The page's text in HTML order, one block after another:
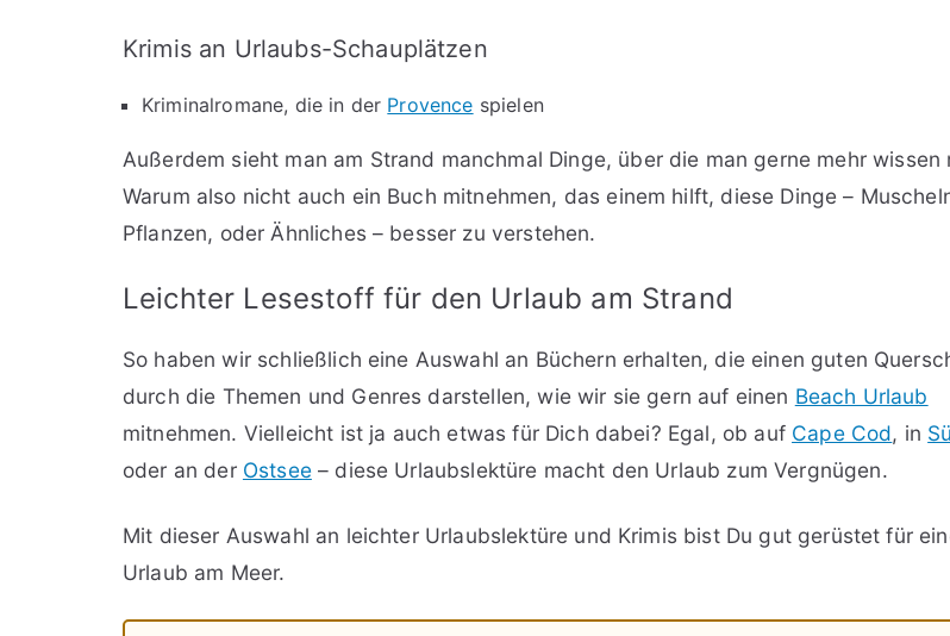
Krimis an Urlaubs-Schauplätzen
Kriminalromane, die in der Provence spielen
Außerdem sieht man am Strand manchmal Dinge, über die man gerne mehr wissen
Warum also nicht auch ein Buch mitnehmen, das einem hilft, diese Dinge –
Pflanzen, oder Ähnliches – besser zu verstehen.
Leichter Lesestoff für den Urlaub am Strand
So haben wir schließlich eine Auswahl an Büchern erhalten, die einen guten
durch die Themen und Genres darstellen, wie wir sie gern auf einen Beach Urlaub
mitnehmen. Vielleicht ist ja auch etwas für Dich dabei? Egal, ob auf Cape Cod, in
oder an der Ostsee– diese Urlaubslektüre macht den Urlaub zum Vergnügen.
Mit dieser Auswahl an leichter Urlaubslektüre und Krimis bist Du gut gerüstet für
Urlaub am Meer.